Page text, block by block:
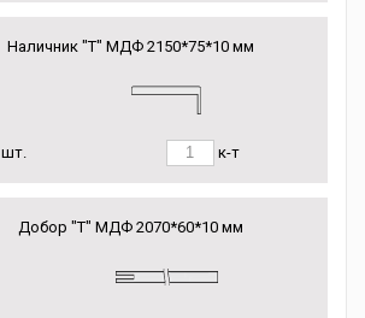
Наличник "Т" МДФ 2150*75*10 мм
шт. к-т
Добор "Т" МДФ 2070*60*10 мм